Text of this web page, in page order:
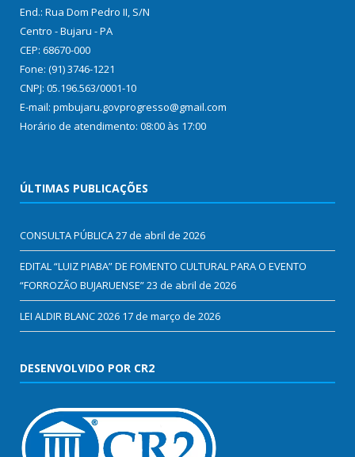
End.: Rua Dom Pedro II, S/N
Centro - Bujaru - PA
CEP: 68670-000
Fone: (91) 3746-1221
CNPJ: 05.196.563/0001-10
E-mail: pmbujaru.govprogresso@gmail.com
Horário de atendimento: 08:00 às 17:00
ÚLTIMAS PUBLICAÇÕES
CONSULTA PÚBLICA27 de abril de 2026
EDITAL “LUIZ PIABA” DE FOMENTO CULTURAL PARA O EVENTO
“FORROZÃO BUJARUENSE”23 de abril de 2026
LEI ALDIR BLANC 2026 17 de março de 2026
DESENVOLVIDO POR CR2